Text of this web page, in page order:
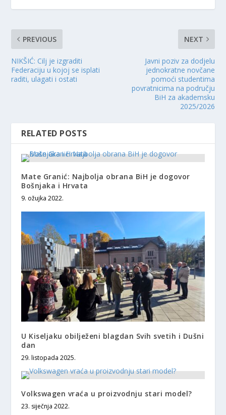
PREVIOUS
NIKŠIĆ: Cilj je izgraditi
Federaciju u kojoj se isplati
raditi, ulagati i ostati
NEXT
Javni poziv za dodjelu
jednokratne novčane
pomoći studentima
povratnicima na području
BiH za akademsku
2025/2026
RELATED POSTS
Mate Granić: Najbolja obrana BiH je dogovor
Bošnjaka i Hrvata
9. ožujka 2022.
U Kiseljaku obilježeni blagdan Svih svetih i Dušni
dan
29. listopada 2025.
Volkswagen vraća u proizvodnju stari model?
23. siječnja 2022.